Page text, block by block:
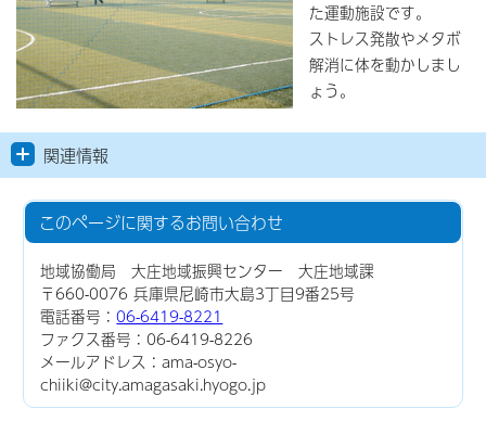
た運動施設です。
ストレス発散やメタボ
解消に体を動かしまし
ょう。
関連情報
このページに関するお問い合わせ
地域協働局 大庄地域振興センター 大庄地域課
〒660-0076 兵庫県尼崎市大島3丁目9番25号
電話番号：06-6419-8221
ファクス番号：06-6419-8226
メールアドレス：ama-osyo-
chiiki@city.amagasaki.hyogo.jp